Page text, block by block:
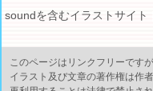
soundを含むイラストサイト
このページはリンクフリーです
イラスト及び文章の著作権は作